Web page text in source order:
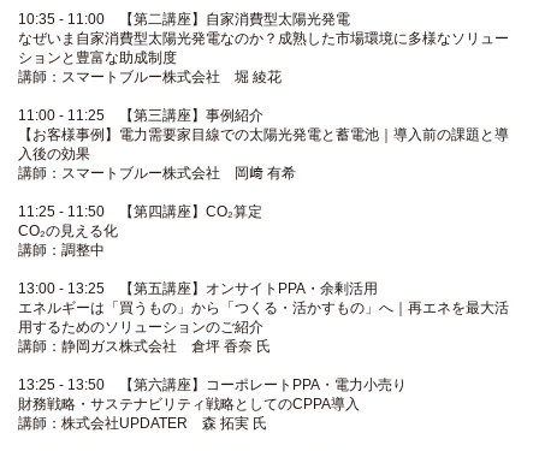
10:35 - 11:00 【第二講座】自家消費型太陽光発電
なぜいま自家消費型太陽光発電なのか？成熟した市場環境に多様なソリュー
ションと豊富な助成制度
講師：スマートブルー株式会社 堀 綾花
11:00 - 11:25 【第三講座】事例紹介
【お客様事例】電力需要家目線での太陽光発電と蓄電池｜導入前の課題と導
入後の効果
講師：スマートブルー株式会社 岡﨑 有希
11:25 - 11:50 【第四講座】CO₂算定
CO₂の見える化
講師：調整中
13:00 - 13:25 【第五講座】オンサイトPPA・余剰活用
エネルギーは「買うもの」から「つくる・活かすもの」へ｜再エネを最大活
用するためのソリューションのご紹介
講師：静岡ガス株式会社 倉坪 香奈 氏
13:25 - 13:50 【第六講座】コーポレートPPA・電力小売り
財務戦略・サステナビリティ戦略としてのCPPA導入
講師：株式会社UPDATER 森 拓実 氏